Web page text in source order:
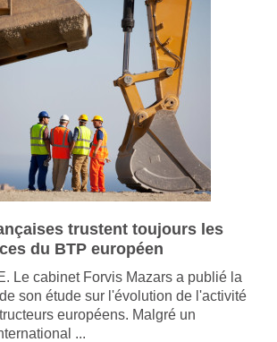
trustent toujours les
du BTP européen
Le cabinet Forvis Mazars a publié la
son étude sur l'évolution de l'activité
européens. Malgré un
...